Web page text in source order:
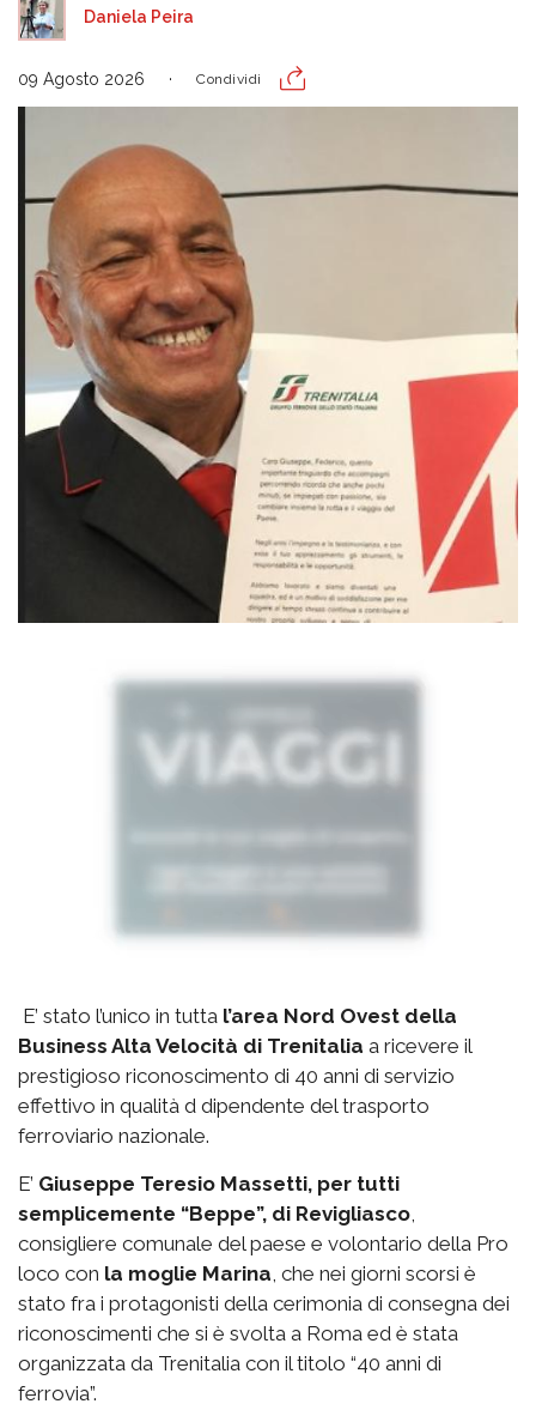
Daniela Peira
09 Agosto 2026 Condividi
E’ stato l’unico in tutta l’area Nord Ovest della
Business Alta Velocità di Trenitalia a ricevere il
prestigioso riconoscimento di 40 anni di servizio
effettivo in qualità d dipendente del trasporto
ferroviario nazionale.
E’ Giuseppe Teresio Massetti, per tutti
semplicemente “Beppe”, di Revigliasco
consigliere comunale del paese e volontario della Pro
loco con la moglie Marina , che nei giorni scorsi è
stato fra i protagonisti della cerimonia di consegna dei
riconoscimenti che si è svolta a Roma ed è stata
organizzata da Trenitalia con il titolo “40 anni di
ferrovia”.